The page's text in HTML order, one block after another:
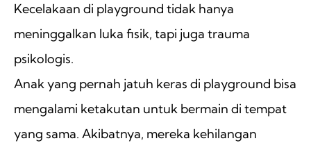
Kecelakaan di playground tidak hanya
meninggalkan luka fisik, tapi juga trauma
psikologis.
Anak yang pernah jatuh keras di playground bisa
mengalami ketakutan untuk bermain di tempat
yang sama. Akibatnya, mereka kehilangan